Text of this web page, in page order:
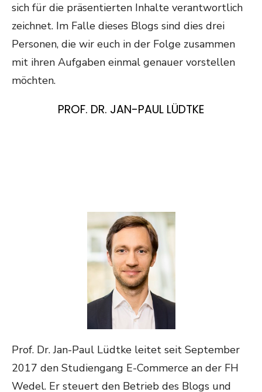
sich für die präsentierten Inhalte verantwortlich
zeichnet. Im Falle dieses Blogs sind dies drei
Personen, die wir euch in der Folge zusammen
mit ihren Aufgaben einmal genauer vorstellen
möchten.
PROF. DR. JAN-PAUL LÜDTKE
Prof. Dr. Jan-Paul Lüdtke leitet seit September
2017 den Studiengang E-Commerce an der FH
Wedel. Er steuert den Betrieb des Blogs und